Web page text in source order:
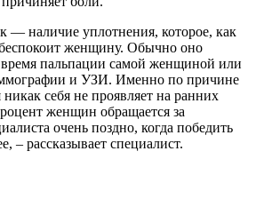
— наличие уплотнения, которое, как
женщину. Обычно оно
время пальпации самой женщиной или
и УЗИ. Именно по причине
никак себя не проявляет на ранних
женщин обращается за
очень поздно, когда победить
– рассказывает специалист.